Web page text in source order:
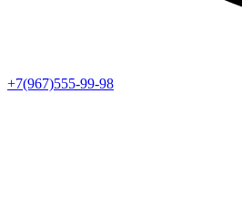
+7(967)555-99-98